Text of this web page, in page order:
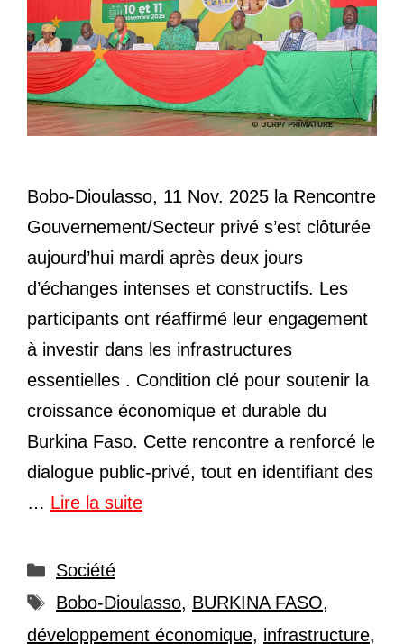
Bobo-Dioulasso, 11 Nov. 2025 la Rencontre
Gouvernement/Secteur privé s’est clôturée
aujourd’hui mardi après deux jours
d’échanges intenses et constructifs. Les
participants ont réaffirmé leur engagement
à investir dans les infrastructures
essentielles . Condition clé pour soutenir la
croissance économique et durable du
Burkina Faso. Cette rencontre a renforcé le
dialogue public-privé, tout en identifiant des
… Lire la suite
Catégories
Société
Étiquettes
Bobo-Dioulasso, BURKINA FASO,
développement économique, infrastructure,